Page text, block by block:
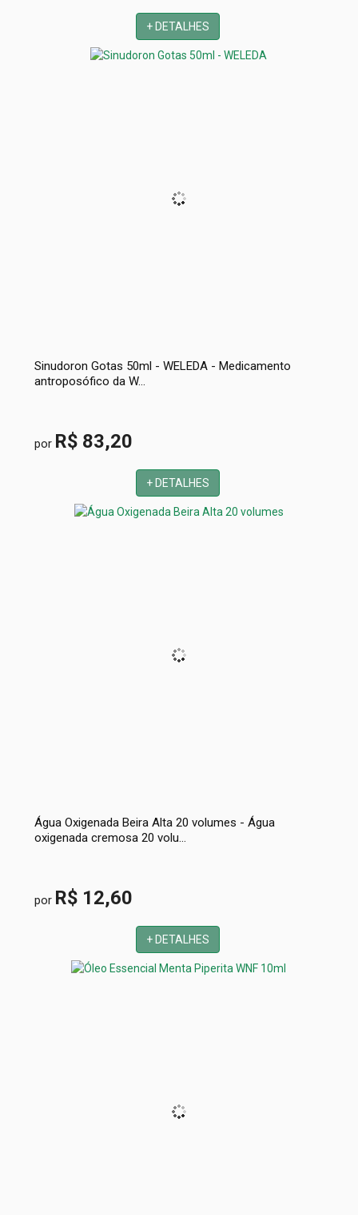
+ DETALHES
Sinudoron Gotas 50ml - WELEDA - Medicamento
antroposófico da W...
por R$ 83,20
+ DETALHES
Água Oxigenada Beira Alta 20 volumes - Água
oxigenada cremosa 20 volu...
por R$ 12,60
+ DETALHES